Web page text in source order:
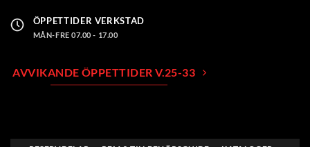
ÖPPETTIDER VERKSTAD
MÅN-FRE 07.00 - 17.00
AVVIKANDE ÖPPETTIDER V.25-33